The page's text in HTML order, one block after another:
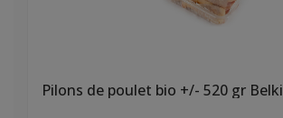
Pilons de poulet bio +/- 520 gr Belki